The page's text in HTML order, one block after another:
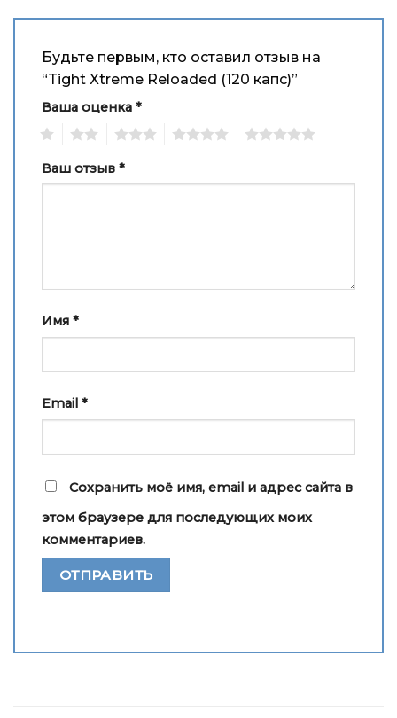
Будьте первым, кто оставил отзыв на
“Tight Xtreme Reloaded (120 капс)”
Ваша оценка *
Ваш отзыв *
Имя *
Email *
Сохранить моё имя, email и адрес сайта в
этом браузере для последующих моих
комментариев.
Контакты
Блог
Контакты
Блог
Контакты
Блог